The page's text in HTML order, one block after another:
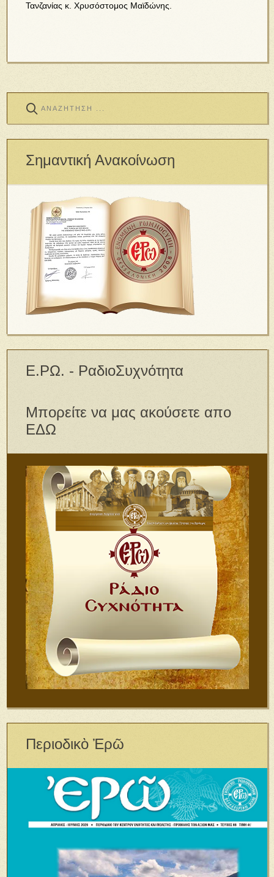
Τανζανίας κ. Χρυσόστομος Μαϊδώνης.
Σημαντική Ανακοίνωση
Ε.ΡΩ. - ΡαδιοΣυχνότητα
Μπορείτε να μας ακούσετε απο
ΕΔΩ
Περιοδικὸ Ἐρῶ